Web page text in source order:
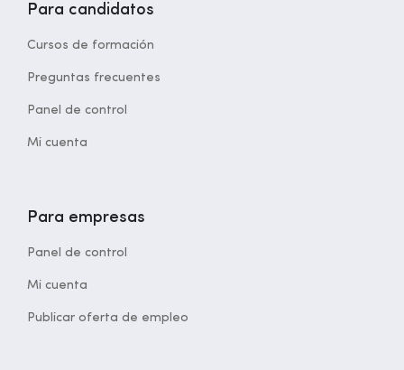
Para candidatos
Cursos de formación
Preguntas frecuentes
Panel de control
Mi cuenta
Para empresas
Panel de control
Mi cuenta
Publicar oferta de empleo